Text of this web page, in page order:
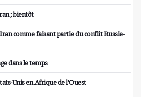
; bientôt
comme faisant partie du conflit Russie-
dans le temps
Unis en Afrique de l’Ouest